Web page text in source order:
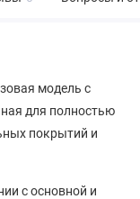
модель с
для полностью
покрытий и
с основной и